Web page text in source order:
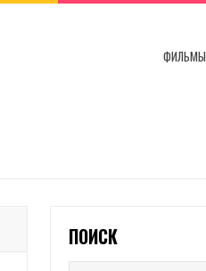
ФИЛЬМЫ
ПОИСК